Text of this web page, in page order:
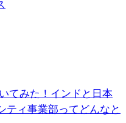
てみた！インドと日本
ティ事業部ってどんなと